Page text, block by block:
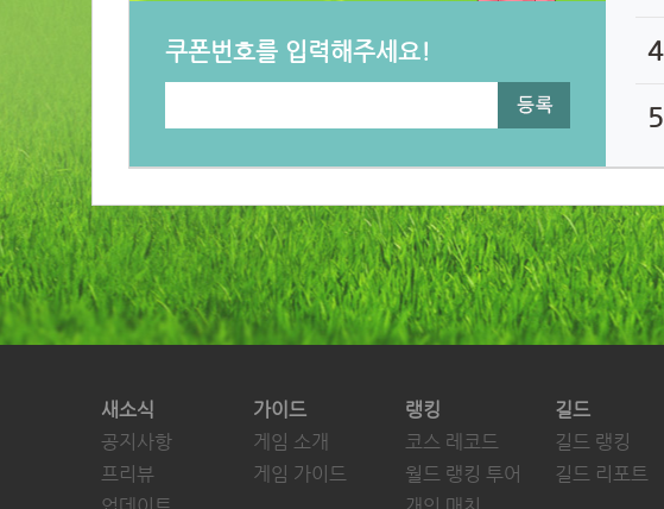
쿠폰번호를 입력해주세요! 4
5
새소식
공지사항
프리뷰
가이드
게임 소개
게임 가이드
랭킹
코스 레코드
월드 랭킹 투어
길드
길드 랭킹
길드 리포트